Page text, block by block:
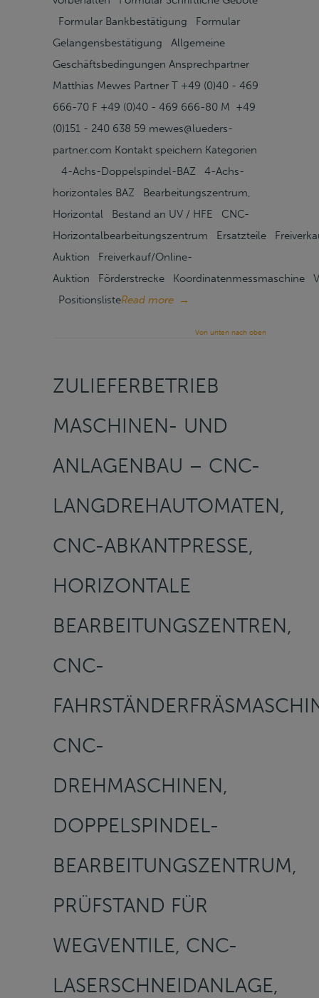
Formular Bankbestätigung Formular
Gelangensbestätigung Allgemeine
Geschäftsbedingungen Ansprechpartner
Matthias Mewes Partner T +49 (0)40 - 469
666-70 F +49 (0)40 - 469 666-80 M +49
(0)151 - 240 638 59 mewes@lueders-
partner.com Kontakt speichern Kategorien
4-Achs-Doppelspindel-BAZ 4-Achs-
horizontales BAZ Bearbeitungszentrum,
Horizontal Bestand an UV / HFE CNC-
Horizontalbearbeitungszentrum Ersatzteile
Auktion Freiverkauf/Online-
Auktion Förderstrecke Koordinatenmessmaschine
PositionslisteRead more →
Von unten nach oben
ZULIEFERBETRIEB
MASCHINEN- UND
ANLAGENBAU – CNC-
LANGDREHAUTOMATEN,
CNC-ABKANTPRESSE,
HORIZONTALE
BEARBEITUNGSZENTREN,
CNC-
CNC-
DREHMASCHINEN,
DOPPELSPINDEL-
BEARBEITUNGSZENTRUM,
PRÜFSTAND FÜR
WEGVENTILE, CNC-
LASERSCHNEIDANLAGE,